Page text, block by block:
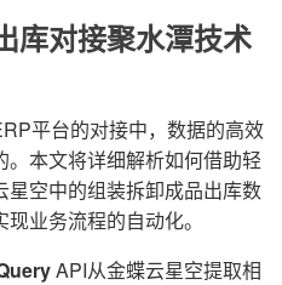
库对接聚水潭技术
平台的对接中，数据的高效
本文将详细解析如何借助轻
空中的组装拆卸成品出库数
业务流程的自动化。
API从金蝶云星空提取相